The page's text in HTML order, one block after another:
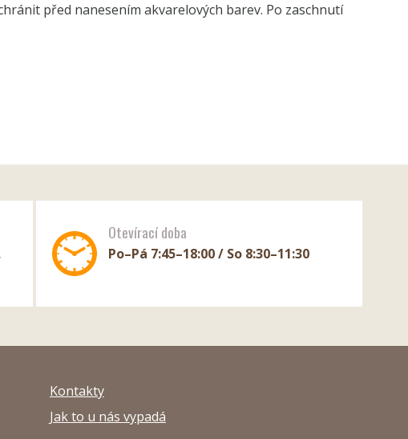
před nanesením akvarelových barev. Po zaschnutí
Otevírací doba
Po–Pá 7:45–18:00 / So 8:30–11:30
Kontakty
Jak to u nás vypadá